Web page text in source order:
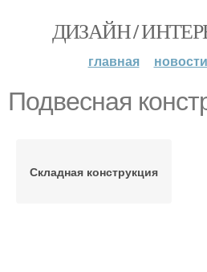
ДИЗАЙН /
главная новости
Подвесная
Складная конструкция